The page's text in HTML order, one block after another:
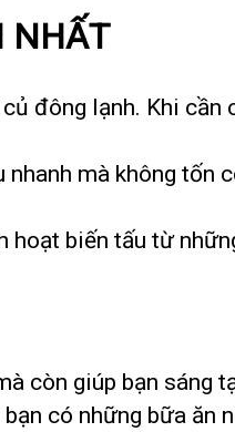
NHẤT
đông lạnh. Khi cần
mà không tốn
hoạt biến tấu từ
còn giúp bạn sáng
có những bữa ăn